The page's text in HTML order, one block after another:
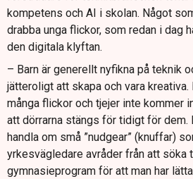
kompetens och AI i skolan. Något
drabba unga flickor, som redan i dag
den digitala klyftan.
– Barn är generellt nyfikna på teknik
jätteroligt att skapa och vara
många flickor och tjejer inte kommer
att dörrarna stängs för tidigt för dem.
handla om små ”nudgear” (knuffar)
yrkesvägledare avråder från att söka
gymnasieprogram för att man har